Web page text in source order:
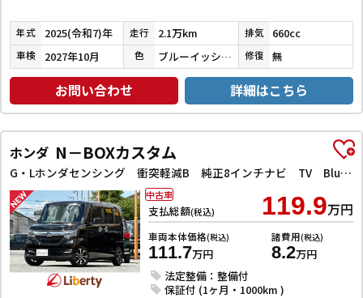
年式 2025(令和7)年 走行 2.1万km 排気 660cc
車検 2027年10月 色 ブルーイッシュブラックパール３ 修復 無
お問い合わせ 詳細はこちら
ホンダ N－BOXカスタム
G・Lホンダセンシング 衝突軽減B 純正8インチナビ TV Bluetooth対応 Bカメラ ビルドインETC 両側自動ドア アダプティブクルーズコントロール LEDヘッドライト スマートキー プッシュスタート 純正アルミ
支払総額(税込) 119.9万円
車両本体価格(税込)
111.7万円
諸費用(税込)
8.2万円
法定整備：整備付
保証付 (1ヶ月・1000km )
中古車